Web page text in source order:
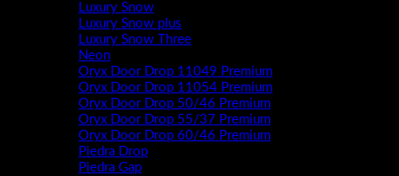
Luxury Snow
Luxury Snow plus
Luxury Snow Three
Neon
Oryx Door Drop 11049 Premium
Oryx Door Drop 11054 Premium
Oryx Door Drop 50/46 Premium
Oryx Door Drop 55/37 Premium
Oryx Door Drop 60/46 Premium
Piedra Drop
Piedra Gap